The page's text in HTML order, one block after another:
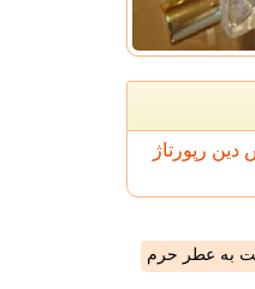
دین رپورتاژ
به عطر حرم